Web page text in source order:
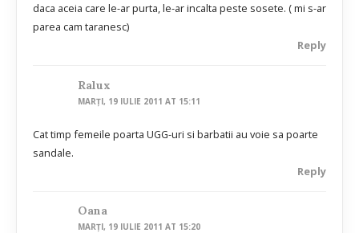
daca aceia care le-ar purta, le-ar incalta peste sosete. ( mi s-ar
parea cam taranesc)
Reply
Ralux
MARȚI, 19 IULIE 2011 AT 15:11
Cat timp femeile poarta UGG-uri si barbatii au voie sa poarte
sandale.
Reply
Oana
MARȚI, 19 IULIE 2011 AT 15:20